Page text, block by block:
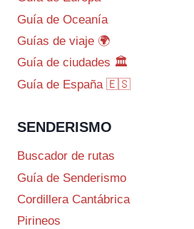
Guía de Oceanía
Guías de viaje 🌍
Guía de ciudades 🏛️
Guía de España 🇪🇸
SENDERISMO
Buscador de rutas
Guía de Senderismo
Cordillera Cantábrica
Pirineos